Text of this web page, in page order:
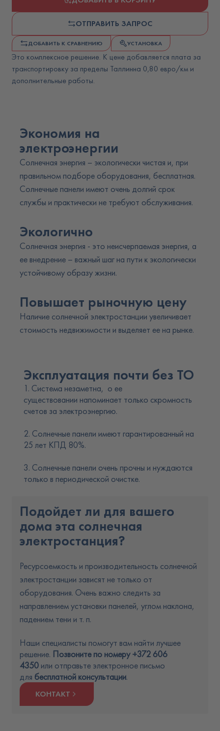
ОТПРАВИТЬ ЗАПРОС
ДОБАВИТЬ К СРАВНЕНИЮ УСТАНОВКА
Это комплексное решение. К цене добавляется плата за
транспортировку за пределы Таллинна 0,80 евро/км и
дополнительные работы.
Экономия на
электроэнергии
Солнечная энергия – экологически чистая и, при
правильном подборе оборудования, бесплатная.
Солнечные панели имеют очень долгий срок
службы и практически не требуют обслуживания.
Экологично
Солнечная энергия - это неисчерпаемая энергия, а
ее внедрение – важный шаг на пути к экологически
устойчивому образу жизни.
Повышает рыночную цену
Наличие солнечной электростанции увеличивает
стоимость недвижимости и выделяет ее на рынке.
Эксплуатация почти без ТО
1. Система незаметна, о ее
существовании напоминает только скромность
счетов за электроэнергию.
2. Солнечные панели имеют гарантированный на
25 лет КПД 80%.
3. Солнечные панели очень прочны и нуждаются
только в периодической очистке.
Подойдет ли для вашего
дома эта солнечная
электростанция?
Ресурсоемкость и производительность солнечной
электростанции зависят не только от
оборудования. Очень важно следить за
направлением установки панелей, углом наклона,
падением тени и т. п.
Наши специалисты помогут вам найти лучшее
решение. Позвоните по номеру+372 606
4350 или отправьте электронное письмо
для бесплатной консультации.
КОНТАКТ